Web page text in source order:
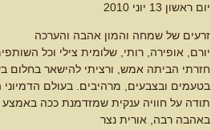
יום ראשון 13 יוני 2010
זרעים של שמחה והמון אהבה והערכה
יורם, אופירה, רותי, שלומית צילי וכל
חזרתי הביתה אמש, ורציתי להישאר בחלום
בטעמים ובצבעים, מרהיבים. בעולם
תודה על חוויה ענקית שמזדמנת ככה באמצע
באהבה רבה, אורית נצר